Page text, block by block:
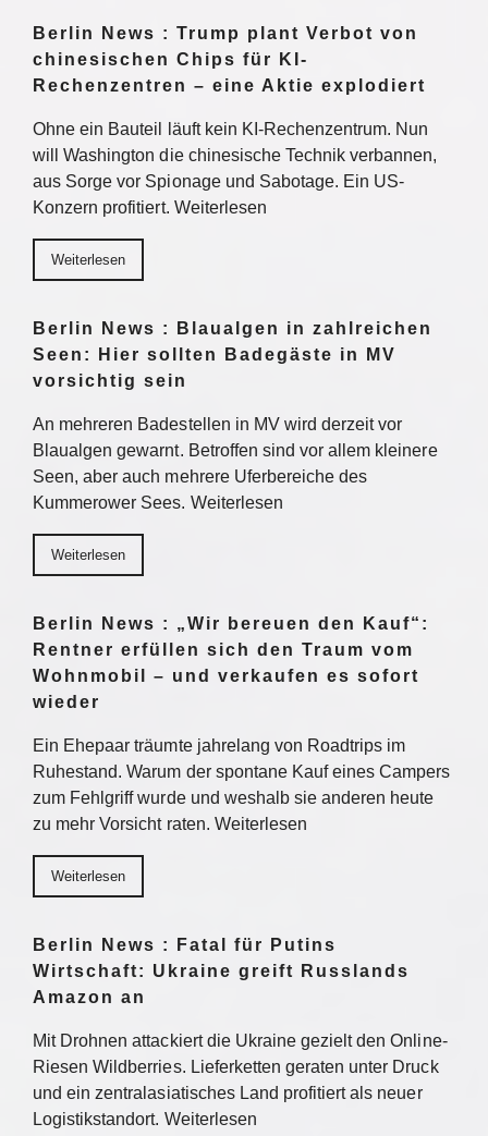
Berlin News : Trump plant Verbot von
chinesischen Chips für KI-
Rechenzentren – eine Aktie explodiert
Ohne ein Bauteil läuft kein KI-Rechenzentrum. Nun
will Washington die chinesische Technik verbannen,
aus Sorge vor Spionage und Sabotage. Ein US-
Konzern profitiert. Weiterlesen
Weiterlesen
Berlin News : Blaualgen in zahlreichen
Seen: Hier sollten Badegäste in MV
vorsichtig sein
An mehreren Badestellen in MV wird derzeit vor
Blaualgen gewarnt. Betroffen sind vor allem kleinere
Seen, aber auch mehrere Uferbereiche des
Kummerower Sees. Weiterlesen
Weiterlesen
Berlin News : „Wir bereuen den Kauf“:
Rentner erfüllen sich den Traum vom
Wohnmobil – und verkaufen es sofort
wieder
Ein Ehepaar träumte jahrelang von Roadtrips im
Ruhestand. Warum der spontane Kauf eines Campers
zum Fehlgriff wurde und weshalb sie anderen heute
zu mehr Vorsicht raten. Weiterlesen
Weiterlesen
Berlin News : Fatal für Putins
Wirtschaft: Ukraine greift Russlands
Amazon an
Mit Drohnen attackiert die Ukraine gezielt den Online-
Riesen Wildberries. Lieferketten geraten unter Druck
und ein zentralasiatisches Land profitiert als neuer
Logistikstandort. Weiterlesen